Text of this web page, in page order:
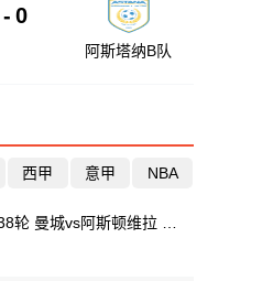
- 0
阿斯塔纳B队
西甲 意甲 NBA